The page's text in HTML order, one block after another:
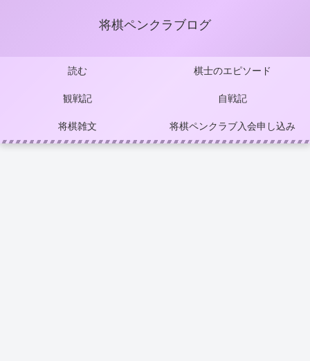
将棋ペンクラブログ
読む 棋士のエピソード
観戦記 自戦記
将棋雑文 将棋ペンクラブ入会申し込み